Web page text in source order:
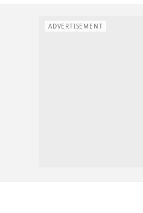
ADVERTISEMENT